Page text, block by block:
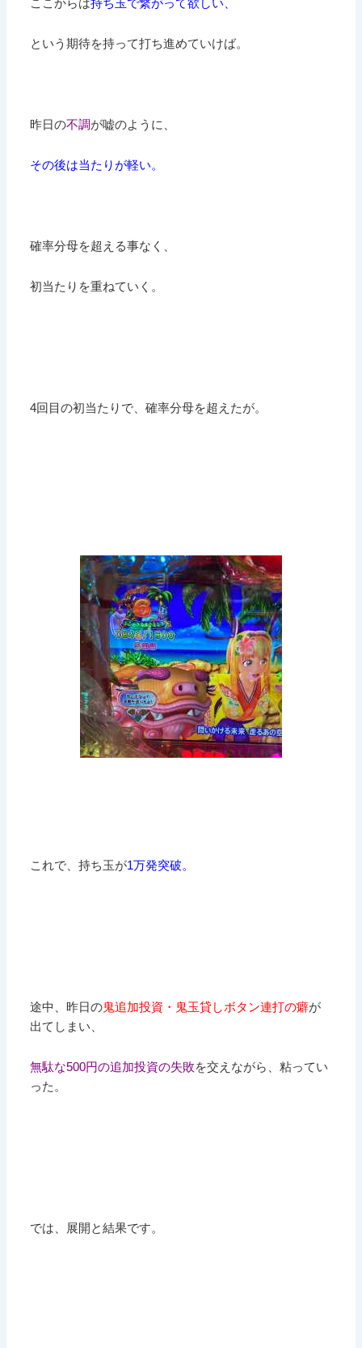
ここからは持ち玉で繋がって欲しい、
という期待を持って打ち進めていけば。
昨日の不調が嘘のように、
その後は当たりが軽い。
確率分母を超える事なく、
初当たりを重ねていく。
4回目の初当たりで、確率分母を超えたが。
これで、持ち玉が1万発突破。
途中、昨日の鬼追加投資・鬼玉貸しボタン連打の癖が
出てしまい、
無駄な500円の追加投資の失敗を交えながら、粘ってい
った。
では、展開と結果です。